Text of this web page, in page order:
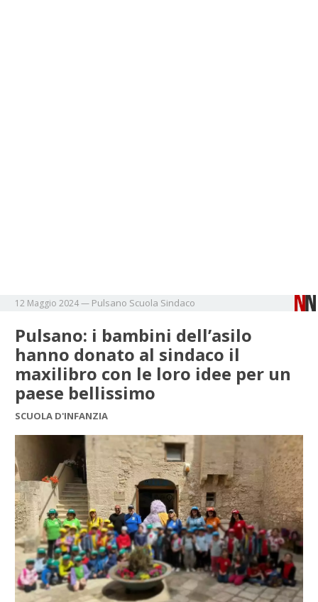
12 Maggio 2024— Pulsano Scuola Sindaco
Pulsano: i bambini dell’asilo
hanno donato al sindaco il
maxilibro con le loro idee per un
paese bellissimo
SCUOLA D'INFANZIA